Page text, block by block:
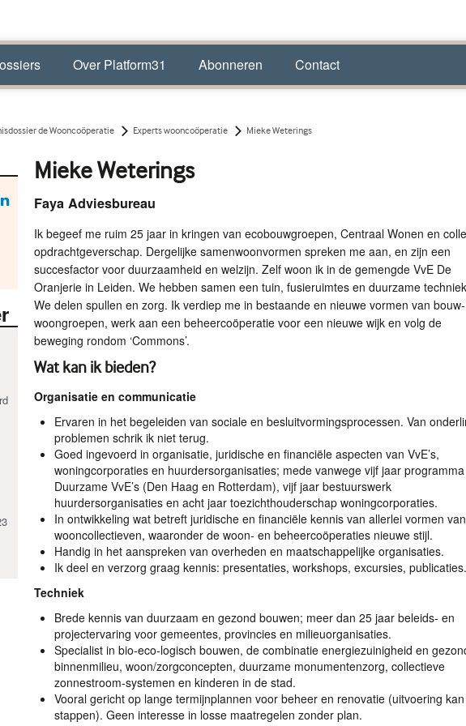
Over Platform31 Abonneren Contact
de Wooncoöperatie Experts wooncoöperatie Mieke Weterings
Mieke Weterings
Faya Adviesbureau
Ik begeef me ruim 25 jaar in kringen van ecobouwgroepen, Centraal Wonen en
opdrachtgeverschap. Dergelijke samenwoonvormen spreken me aan, en zijn een
succesfactor voor duurzaamheid en welzijn. Zelf woon ik in de gemengde VvE De
Oranjerie in Leiden. We hebben samen een tuin, fusieruimtes en duurzame
We delen spullen en zorg. Ik verdiep me in bestaande en nieuwe vormen van
woongroepen, werk aan een beheercoöperatie voor een nieuwe wijk en volg de
beweging rondom ‘Commons’.
Wat kan ik bieden?
Organisatie en communicatie
Ervaren in het begeleiden van sociale en besluitvormingsprocessen. Van
problemen schrik ik niet terug.
Goed ingevoerd in organisatie, juridische en financiële aspecten van VvE’s,
woningcorporaties en huurdersorganisaties; mede vanwege vijf jaar programma
Duurzame VvE’s (Den Haag en Rotterdam), vijf jaar bestuurswerk
huurdersorganisaties en acht jaar toezichthouderschap woningcorporaties.
In ontwikkeling wat betreft juridische en financiële kennis van allerlei vormen van
wooncollectieven, waaronder de woon- en beheercoöperaties nieuwe stijl.
Handig in het aanspreken van overheden en maatschappelijke organisaties.
Ik deel en verzorg graag kennis: presentaties, workshops, excursies, publicaties.
Techniek
Brede kennis van duurzaam en gezond bouwen; meer dan 25 jaar beleids- en
projectervaring voor gemeentes, provincies en milieuorganisaties.
Specialist in bio-eco-logisch bouwen, de combinatie energiezuinigheid en
binnenmilieu, woon/zorgconcepten, duurzame monumentenzorg, collectieve
zonnestroom-systemen en kinderen in de stad.
Vooral gericht op lange termijnplannen voor beheer en renovatie (uitvoering
stappen). Geen interesse in losse maatregelen zonder plan.